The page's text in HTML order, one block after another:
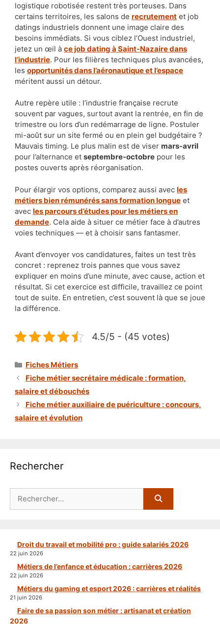
logistique robotisée restent très porteuses. Dans
certains territoires, les salons de recrutement et job
datings industriels donnent une image claire des
besoins immédiats. Si vous ciblez l’Ouest industriel,
jetez un œil à ce job dating à Saint-Nazaire dans
l’industrie. Pour les filières techniques plus avancées,
les opportunités dans l’aéronautique et l’espace
méritent aussi un détour.
Autre repère utile : l’industrie française recrute
souvent par vagues, surtout avant la rentrée, en fin de
trimestre ou lors d’un redémarrage de ligne. Postuler
mi-août sur un site fermé ou en plein gel budgétaire ?
Mauvais timing. Le plus malin est de viser mars-avril
pour l’alternance et septembre-octobre pour les
postes ouverts après réorganisation.
Pour élargir vos options, comparez aussi avec les
métiers bien rémunérés sans formation longue et
avec les parcours d’études pour les métiers en
demande. Cela aide à situer ce métier face à d’autres
voies techniques — et à choisir sans fantasmer.
Avant d’envoyer vos candidatures, faites un test très
concret : reprenez trois pannes que vous savez
expliquer en moins d’une minute, avec cause, action et
résultat. Si cet exercice est difficile, travaillez ce point
tout de suite. En entretien, c’est souvent là que se joue
la différence.
4.5/5 - (45 votes)
Catégories
Fiches Métiers
Fiche métier secrétaire médicale : formation,
salaire et débouchés
Fiche métier auxiliaire de puériculture : concours,
salaire et évolution
Rechercher
Droit du travail et mobilité pro : guide salariés 2026
22 juin 2026
Métiers de l’enfance et éducation : carrières 2026
22 juin 2026
Métiers du gaming et esport 2026 : carrières et réalités
21 juin 2026
Faire de sa passion son métier : artisanat et création
2026